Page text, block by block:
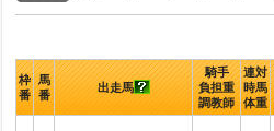
枠
番
馬
番
出走馬
騎手
負担重
調教師
連対
時馬
体重